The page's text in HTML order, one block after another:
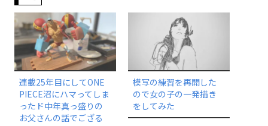
連載25年目にしてONE
PIECE沼にハマってしま
ったド中年真っ盛りの
お父さんの話でござる
模写の練習を再開した
ので女の子の一発描き
をしてみた